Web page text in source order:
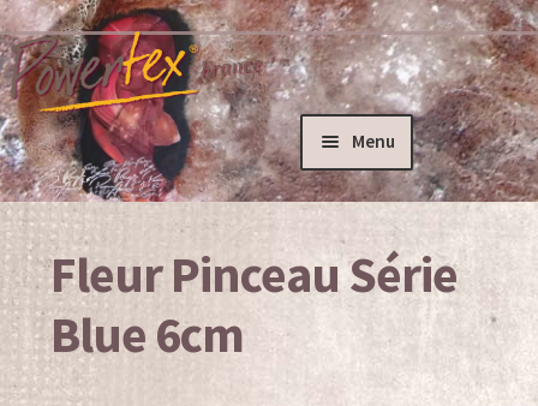
Aller
à
la
navigation
Aller
au
contenu
Menu
Accueil
Actualités
Ateliers
Fleur Pinceau Série
Blue 6cm